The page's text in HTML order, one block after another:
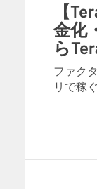
【
金化
ら
ファク
リで稼